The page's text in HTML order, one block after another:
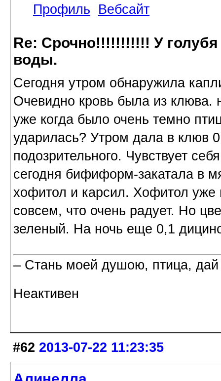
Профиль
Вебсайт
Re: Срочно!!!!!!!!!!! У
воды.
Сегодня утром обнаружила
Очевидно кровь была из клюва.
уже когда было очень темно
ударилась? Утром дала в клюв
подозрительного. Чувствует
сегодня бифиформ-закатала в
хофитол и карсил. Хофитол
совсем, что очень радует. Но
зеленый. На ночь еще 0,1
– Стань моей душою, птица,
Неактивен
#62 2013-07-22 11:23:35